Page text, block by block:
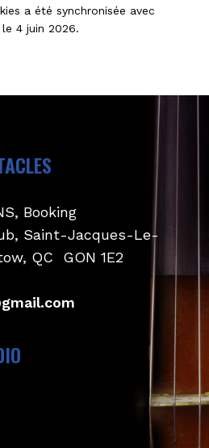
a été synchronisée avec
le 4 juin 2026.
Booking
Saint-Jacques-Le-
QC GON 1E2